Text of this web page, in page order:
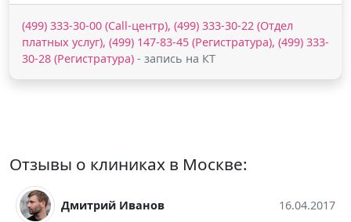
(499) 333-30-00 (Call-центр), (499) 333-30-22 (Отдел
платных услуг), (499) 147-83-45 (Регистратура), (499) 333-
30-28 (Регистратура) - запись на КТ
Отзывы о клиниках в Москве:
Дмитрий Иванов 16.04.2017